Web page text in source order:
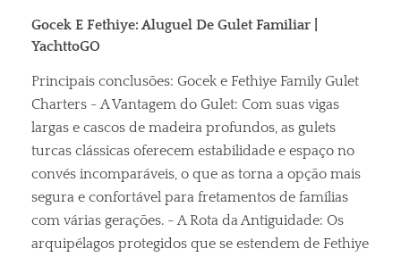
Gocek E Fethiye: Aluguel De Gulet Familiar |
YachttoGO
Principais conclusões: Gocek e Fethiye Family Gulet
Charters - A Vantagem do Gulet: Com suas vigas
largas e cascos de madeira profundos, as gulets
turcas clássicas oferecem estabilidade e espaço no
convés incomparáveis, o que as torna a opção mais
segura e confortável para fretamentos de famílias
com várias gerações. - A Rota da Antiguidade: Os
arquipélagos protegidos que se estendem de Fethiye